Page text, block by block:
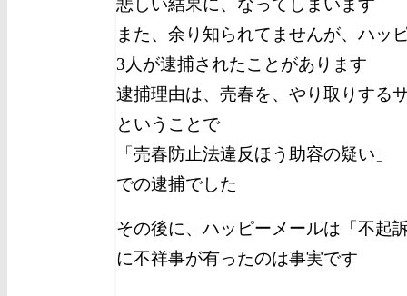
悲しい結果に、なってしまいます
また、余り知られてませんが、ハッ
3人が逮捕されたことがあります
逮捕理由は、売春を、やり取りする
ということで
「売春防止法違反ほう助容の疑い」
での逮捕でした
その後に、ハッピーメールは「不起
に不祥事が有ったのは事実です